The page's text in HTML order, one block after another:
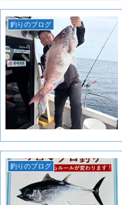
釣りのブログ
釣りのブログ